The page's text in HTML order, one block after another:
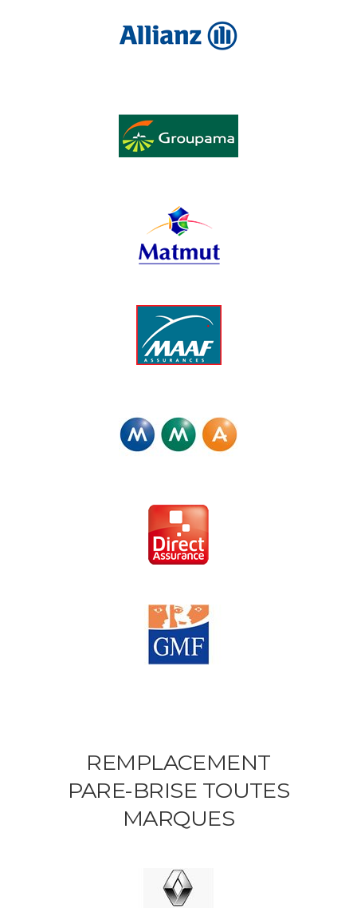
REMPLACEMENT
PARE-BRISE TOUTES
MARQUES